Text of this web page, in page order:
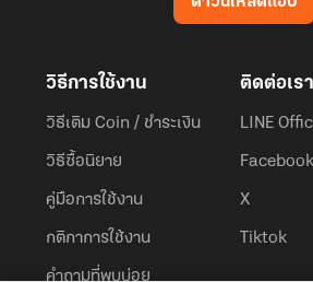
วิธีการใช้งาน
วิธีเติม Coin / ชำระเงิน
วิธีซื้อนิยาย
คู่มือการใช้งาน
กติกาการใช้งาน
คำถามที่พบบ่อย
ติดต่อเรา
LINE
Facebook
X
Tiktok